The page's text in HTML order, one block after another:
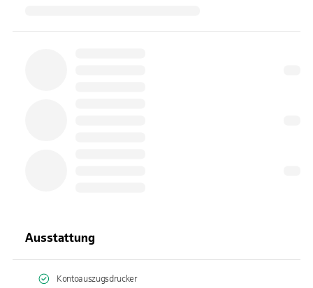
Ausstattung
Kontoauszugsdrucker